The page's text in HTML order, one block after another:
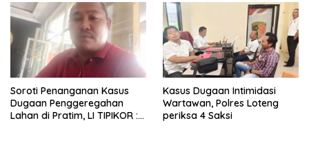
Soroti Penanganan Kasus
Dugaan Penggeregahan
Lahan di Pratim, LI TIPIKOR :
Kasus Dugaan Intimidasi
Wartawan, Polres Loteng
periksa 4 Saksi